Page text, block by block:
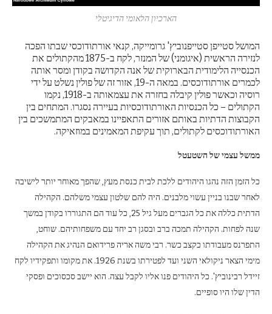
הארכיון הלאומי הדיגיטלי
המושל סטייפן סטייפנוביץ' גרומייקה, קנאי אורתודוכסי שבתו הפכה
לנזירה הראשית (איגומני) של המנזר, לקח ב-1875 מהקתולים את
הכנסייה הלימודית הבארוקית של אנה הקדושה בקודן ומסר אותה
לכמרים אורתודוכסים. במאה ה-19, אזור זה של פולין נשלט על ידי
רוסיה וכאשר פולין קיבלה בחזרה את עצמאותה ב-1918, נקמו
הקתולים – כל הכנסיות האורתודוכסיות בעיירה נסגרו. המתחים בין
הקבוצות הדתיות באותם אזורים התאפיינו במאבקים המתמשכים בין
האורתודוכסים לקתולים, תוך עקיפת המאמינים במוזאיקה.
ממשל עצמי של השטעטל
כל הזמן הזה נהגו היהודים ללכת לבית כנסת מעץ, שהפך מאוחר יותר לישיבה
לאחר שבנו בניין עשוי מלבנים. היה להם שלטון עצמי משלהם. הקהילה
הדתית כללה את כל הגברים מעל גיל 25, כל עוד הם התגוררו בקודן במשך
שנה לפחות. הקהילה תמכה ברב ובסגן רב יחד עם משפחותיהם. שוחט,
התפרנס מעבודתו כקצב כשר. רבי משה אריה פרידואם הנהיג את הקהילה
מימי הצאר ניקולאי השני ועד לפטירתו בשנת 1926. את מקומו ותפקידיו לקח
זיידל רבינוביץ'. כל היהודים פנו אליו לקבל עצה. הוא יישב סכסוכים ופסקי
הדין שלו היו סופיים.